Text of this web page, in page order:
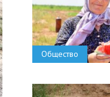
Общество